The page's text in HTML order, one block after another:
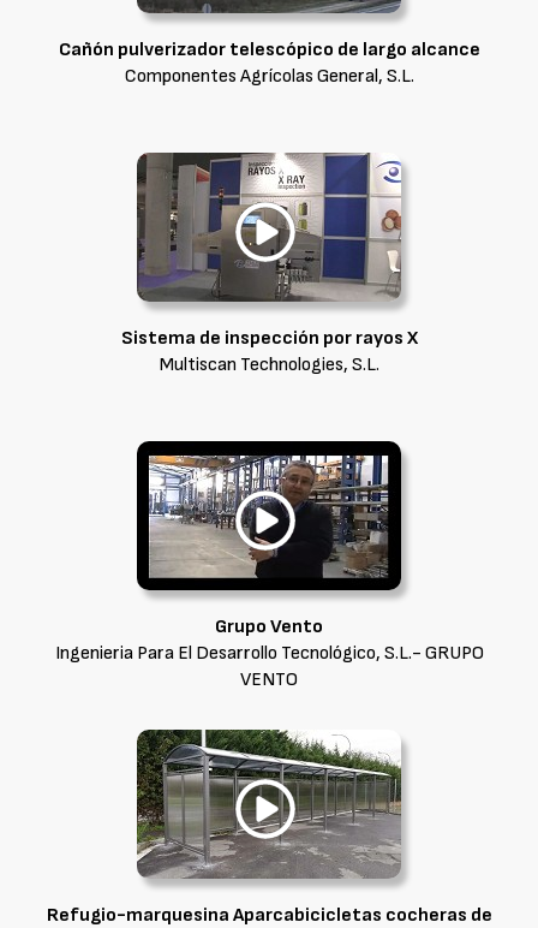
Cañón pulverizador telescópico de largo alcance
Componentes Agrícolas General, S.L.
Sistema de inspección por rayos X
Multiscan Technologies, S.L.
Grupo Vento
Ingenieria Para El Desarrollo Tecnológico, S.L.- GRUPO
VENTO
Refugio-marquesina Aparcabicicletas cocheras de